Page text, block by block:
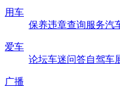
用车
保养违章查询服务汽
爱车
论坛车迷问答自驾车
广播